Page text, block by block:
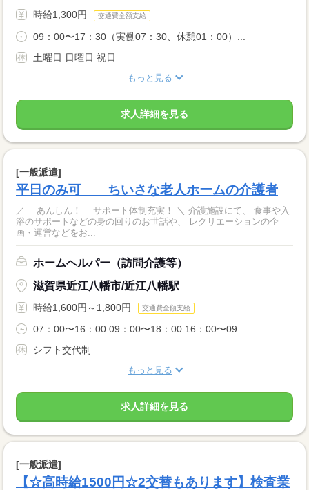
時給1,300円 交通費全額支給
09：00〜17：30（実働07：30、休憩01：00）...
土曜日 日曜日 祝日
もっと見る
求人詳細を見る
[一般派遣]
平日のみ可 ちいさな老人ホームの介護者
／ あんしん！ サポート体制充実！ ＼ 介護施設にて、 食事や入
浴のサポートなどの身の回りのお世話や、 レクリエーションの企
画・運営などをお...
ホームヘルパー（訪問介護等）
滋賀県近江八幡市/近江八幡駅
時給1,600円～1,800円 交通費全額支給
07：00〜16：00 09：00〜18：00 16：00〜09...
シフト交代制
もっと見る
求人詳細を見る
[一般派遣]
【☆高時給1500円☆2交替もあります】検査業